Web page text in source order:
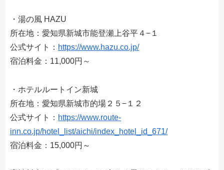
・湯の風 HAZU
所在地：愛知県新城市能登瀬上谷平４−１
公式サイト： https://www.hazu.co.jp/
宿泊料金：11,000円～
・ホテルルートイン新城
所在地：愛知県新城市的場２５−１２
公式サイト： https://www.route-
inn.co.jp/hotel_list/aichi/index_hotel_id_671/
宿泊料金：15,000円～